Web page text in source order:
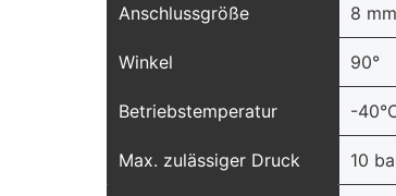
Anschlussgröße 8 mm
Winkel 90°
Betriebstemperatur -
Max. zulässiger Druck 10